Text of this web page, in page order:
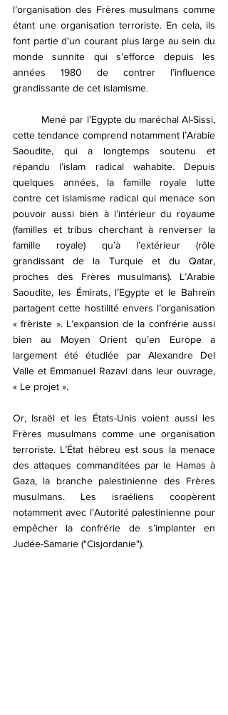
l’organisation des Frères musulmans comme
étant une organisation terroriste. En cela, ils
font partie d’un courant plus large au sein du
monde sunnite qui s’efforce depuis les
années 1980 de contrer l’influence
grandissante de cet islamisme.
cette tendance comprend notamment l’Arabie
Saoudite, qui a longtemps soutenu et
répandu l’islam radical wahabite. Depuis
quelques années, la famille royale lutte
contre cet islamisme radical qui menace son
pouvoir aussi bien à l’intérieur du royaume
(familles et tribus cherchant à renverser la
famille royale) qu’à l’extérieur (rôle
grandissant de la Turquie et du Qatar,
proches des Frères musulmans). L’Arabie
Saoudite, les Émirats, l’Egypte et le Bahreïn
partagent cette hostilité envers l’organisation
« frèriste ». L’expansion de la confrérie aussi
bien au Moyen Orient qu’en Europe a
largement été étudiée par Alexandre Del
Valle et Emmanuel Razavi dans leur ouvrage,
« Le projet ».
Or, Israël et les États-Unis voient aussi les
Frères musulmans comme une organisation
terroriste. L’État hébreu est sous la menace
des attaques commanditées par le Hamas à
Gaza, la branche palestinienne des Frères
musulmans. Les israéliens coopèrent
notamment avec l’Autorité palestinienne pour
empêcher la confrérie de s’implanter en
Judée-Samarie ("Cisjordanie").